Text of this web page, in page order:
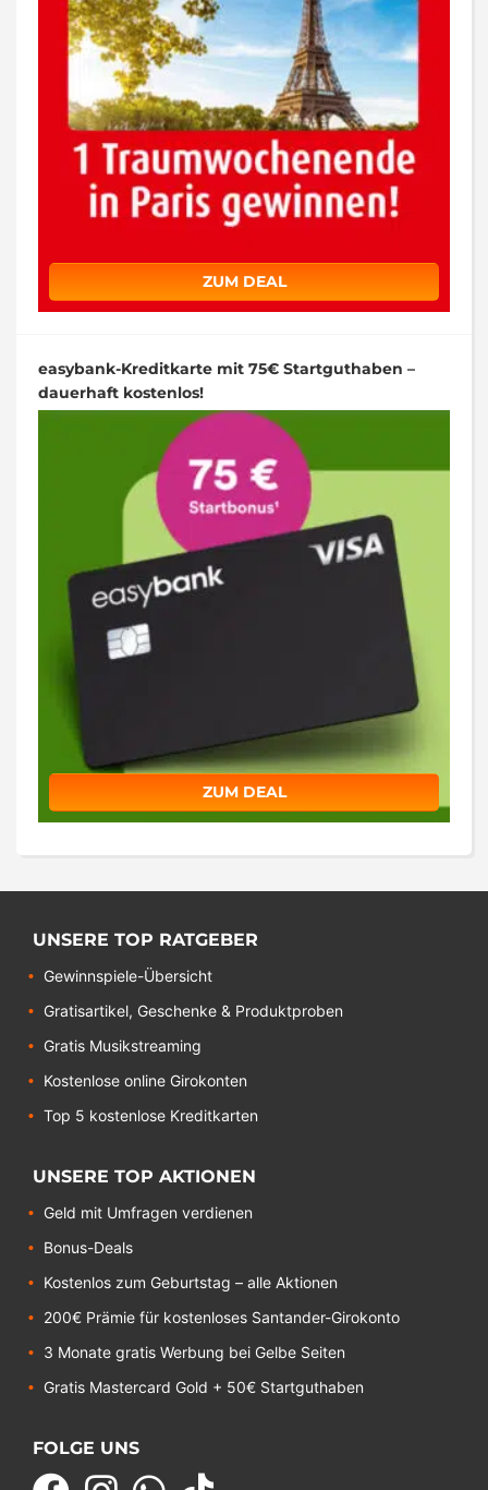
ZUM DEAL
easybank-Kreditkarte mit 75€ Startguthaben –
dauerhaft kostenlos!
ZUM DEAL
UNSERE TOP RATGEBER
Gewinnspiele-Übersicht
Gratisartikel, Geschenke & Produktproben
Gratis Musikstreaming
Kostenlose online Girokonten
Top 5 kostenlose Kreditkarten
UNSERE TOP AKTIONEN
Geld mit Umfragen verdienen
Bonus-Deals
Kostenlos zum Geburtstag – alle Aktionen
200€ Prämie für kostenloses Santander-Girokonto
3 Monate gratis Werbung bei Gelbe Seiten
Gratis Mastercard Gold + 50€ Startguthaben
FOLGE UNS